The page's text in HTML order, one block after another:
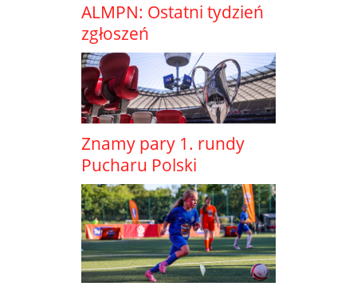
ALMPN: Ostatni tydzień
zgłoszeń
Znamy pary 1. rundy
Pucharu Polski